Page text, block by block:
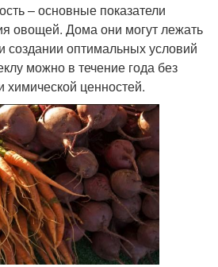
– основные показатели
овощей. Дома они могут лежать
создании оптимальных условий
можно в течение года без
ценностей.